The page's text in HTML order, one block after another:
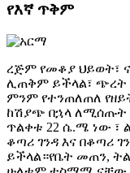
የእኛ ጥቅም
ረጅም የመቆያ ህይወት፣
ሊጠቅም ይችላል፣ ጭረት
ምንም የተንጠለጠለ
ከሽያጭ በኋላ ለሚሰጡት
ጥልቀቱ 22 ሴ.ሜ ነው ፣
ቆጣሪ ገንዳ እና በቆጣሪ
ይችላል።የቤት መጠን,